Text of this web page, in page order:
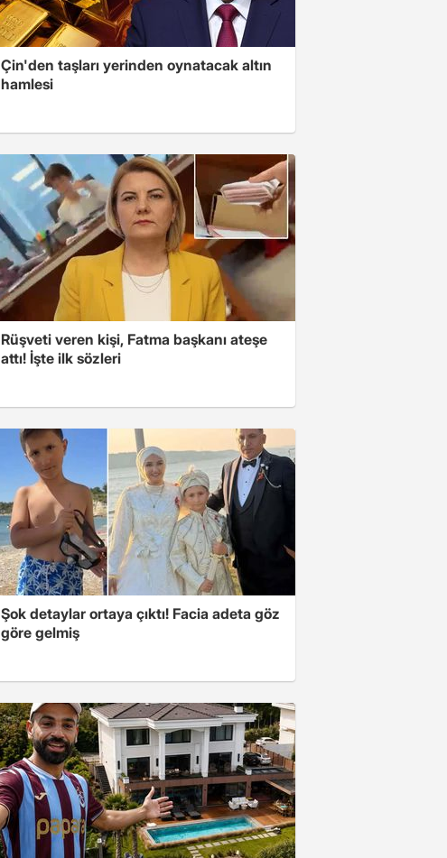
Çin'den taşları yerinden oynatacak altın
hamlesi
Rüşveti veren kişi, Fatma başkanı ateşe
attı! İşte ilk sözleri
Şok detaylar ortaya çıktı! Facia adeta göz
göre gelmiş